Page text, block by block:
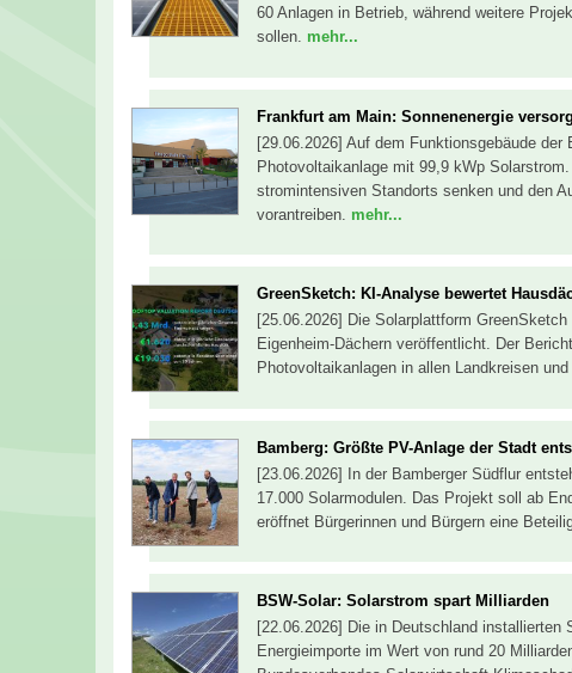
60 Anlagen in Betrieb, während weitere
sollen. mehr...
Frankfurt am Main: Sonnenenergie
[29.06.2026] Auf dem Funktionsgebäude
Photovoltaikanlage mit 99,9 kWp
stromintensiven Standorts senken und den
vorantreiben. mehr...
GreenSketch: KI-Analyse bewertet
[25.06.2026] Die Solarplattform
Eigenheim-Dächern veröffentlicht. Der
Photovoltaikanlagen in allen Landkreisen
Bamberg: Größte PV-Anlage der Stadt
[23.06.2026] In der Bamberger Südflur
17.000 Solarmodulen. Das Projekt soll ab
eröffnet Bürgerinnen und Bürgern eine
BSW-Solar: Solarstrom spart Milliarden
[22.06.2026] Die in Deutschland installierten
Energieimporte im Wert von rund 20